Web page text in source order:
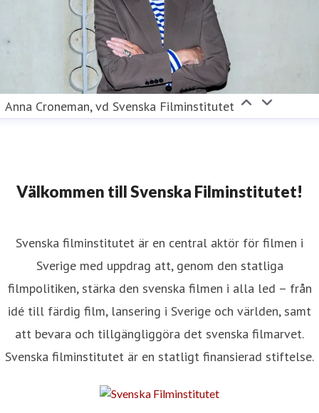
Anna Croneman, vd Svenska Filminstitutet
Välkommen till Svenska Filminstitutet!
Svenska filminstitutet är en central aktör för filmen i
Sverige med uppdrag att, genom den statliga
filmpolitiken, stärka den svenska filmen i alla led – från
idé till färdig film, lansering i Sverige och världen, samt
att bevara och tillgängliggöra det svenska filmarvet.
Svenska filminstitutet är en statligt finansierad stiftelse.